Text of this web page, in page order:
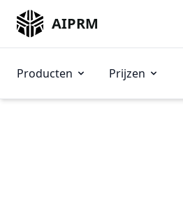
AIPRM
Producten Prijzen